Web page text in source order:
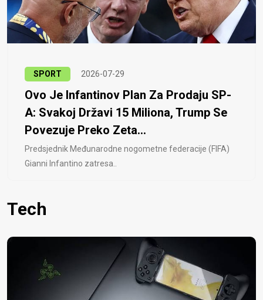
SPORT 2026-07-29
Ovo Je Infantinov Plan Za Prodaju SP-
A: Svakoj Državi 15 Miliona, Trump Se
Povezuje Preko Zeta...
Predsjednik Međunarodne nogometne federacije (FIFA)
Gianni Infantino zatresa..
Tech